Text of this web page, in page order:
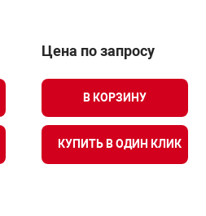
Цена по запросу
В КОРЗИНУ
КУПИТЬ В ОДИН КЛИК